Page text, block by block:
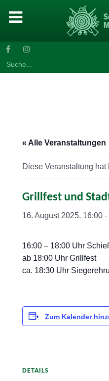
for:
« Alle Veranstaltungen
Diese Veranstaltung hat
Grillfest und
16. August 2025, 16:00 -
16:00 – 18:00 Uhr
ab 18:00 Uhr Grillfest
ca. 18:30 Uhr
Zum Kalender
DETAILS